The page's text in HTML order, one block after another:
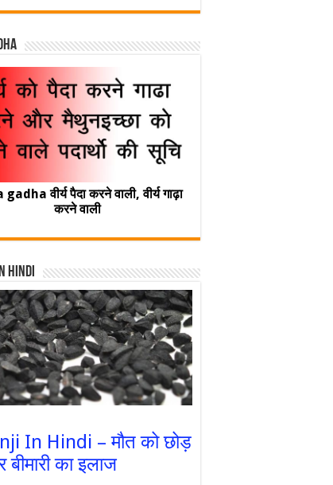
वीर्य पैदा करने वाली, वीर्य गाढ़ा
करने वाली
Hindi
In Hindi – मौत को छोड़
बीमारी का इलाज